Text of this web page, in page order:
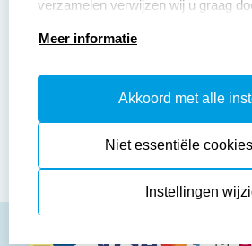
Productinformatie:
Instructiepagina
Safety Sheets
Sitemap
verzamelen verwijzen wij u graag
Meer informatie
Akkoord met alle
Niet essentiële
Instellingen